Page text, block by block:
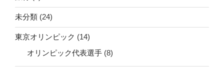
未分類 (24)
東京オリンピック (14)
オリンピック代表選手 (8)